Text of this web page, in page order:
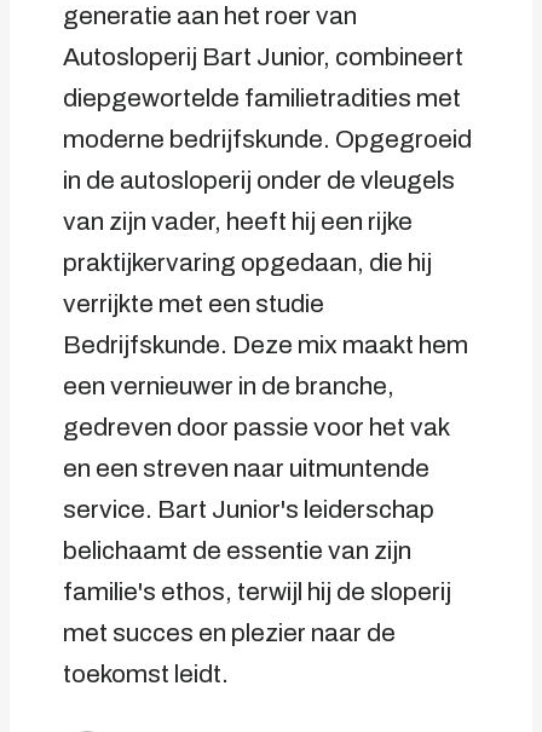
generatie aan het roer van
Autosloperij Bart Junior, combineert
diepgewortelde familietradities met
moderne bedrijfskunde. Opgegroeid
in de autosloperij onder de vleugels
van zijn vader, heeft hij een rijke
praktijkervaring opgedaan, die hij
verrijkte met een studie
Bedrijfskunde. Deze mix maakt hem
een vernieuwer in de branche,
gedreven door passie voor het vak
en een streven naar uitmuntende
service. Bart Junior's leiderschap
belichaamt de essentie van zijn
familie's ethos, terwijl hij de sloperij
met succes en plezier naar de
toekomst leidt.